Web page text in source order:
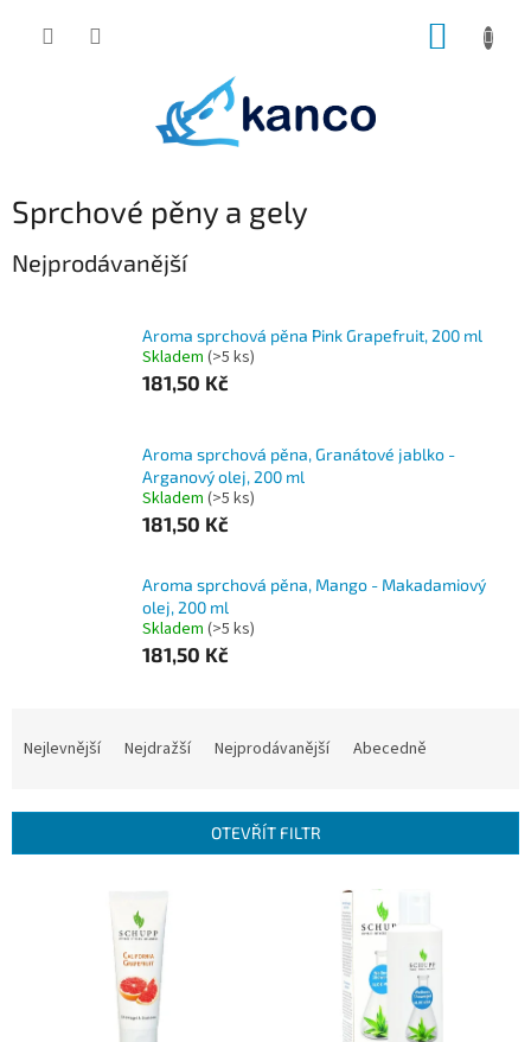
Sprchové pěny a gely
Nejprodávanější
Aroma sprchová pěna Pink Grapefruit, 200 ml
Skladem (>5 ks)
181,50 Kč
Aroma sprchová pěna, Granátové jablko -
Arganový olej, 200 ml
Skladem (>5 ks)
181,50 Kč
Aroma sprchová pěna, Mango - Makadamiový
olej, 200 ml
Skladem (>5 ks)
181,50 Kč
í
Nejlevnější Nejdražší Nejprodávanější Abecedně
OTEVŘÍT FILTR